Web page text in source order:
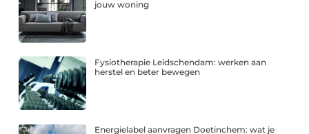
jouw woning
Fysiotherapie Leidschendam: werken aan
herstel en beter bewegen
Energielabel aanvragen Doetinchem: wat je